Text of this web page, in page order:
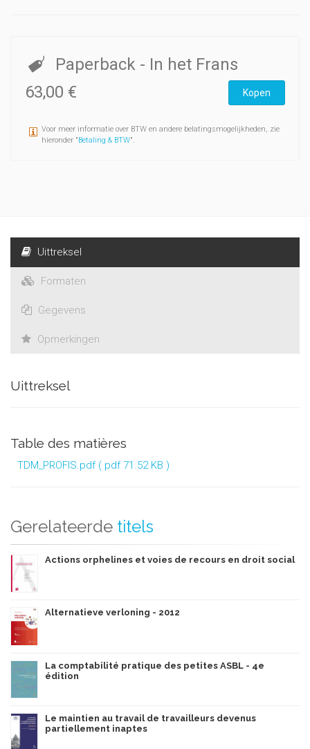
Paperback - In het Frans
63,00 €
Kopen
Voor meer informatie over BTW en andere belatingsmogelijkheden, zie
hieronder "Betaling & BTW".
Uittreksel
Formaten
Gegevens
Opmerkingen
Uittreksel
Table des matières
TDM_PROFIS.pdf ( pdf 71.52 KB )
Gerelateerde titels
Actions orphelines et voies de recours en droit social
Alternatieve verloning - 2012
La comptabilité pratique des petites ASBL - 4e
édition
Le maintien au travail de travailleurs devenus
partiellement inaptes